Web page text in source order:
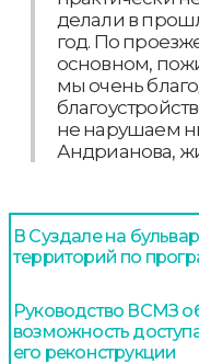
делали в
год. По
основном,
мы очень
не нарушаем
Андрианова,
В Суздале на
территорий по
Руководство ВСМЗ
возможность
его реконструкции